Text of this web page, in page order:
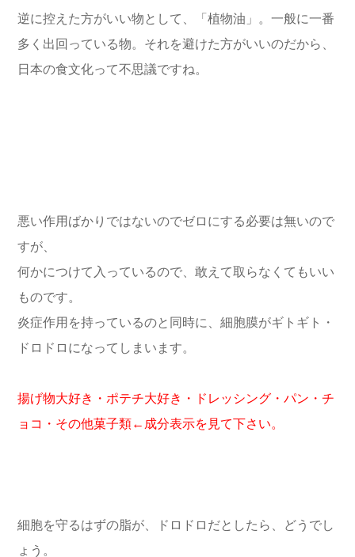
逆に控えた方がいい物として、「植物油」。一般に一番
多く出回っている物。それを避けた方がいいのだから、
日本の食文化って不思議ですね。
悪い作用ばかりではないのでゼロにする必要は無いので
すが、
何かにつけて入っているので、敢えて取らなくてもいい
ものです。
炎症作用を持っているのと同時に、細胞膜がギトギト・
ドロドロになってしまいます。
揚げ物大好き・ポテチ大好き・ドレッシング・パン・チ
ョコ・その他菓子類←成分表示を見て下さい。
細胞を守るはずの脂が、ドロドロだとしたら、どうでし
ょう。